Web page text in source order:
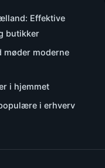
Effektive
butikker
møder moderne
i hjemmet
i erhverv